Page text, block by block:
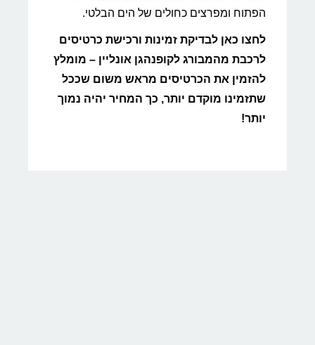
הפתוח ומפרצים כחולים של הים הבלטי.
לחצו כאן לבדיקת זמינות ורכישת כרטיסים
לרכבת מהמבורג לקופנהגן אונליין – מומלץ
להזמין את הכרטיסים מראש משום שככל
שתזמינו מוקדם יותר, כך המחיר יהיה נמוך
יותר!